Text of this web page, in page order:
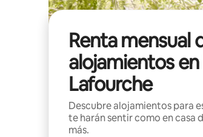
Renta mensual
alojamientos en
Lafourche
Descubre alojamientos para
te harán sentir como en casa
más.